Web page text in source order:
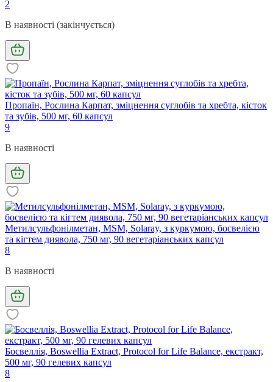
2
В наявності (закінчується)
Пропаїн, Рослина Карпат, зміцнення суглобів та хребта, кісток
та зубів, 500 мг, 60 капсул
9
В наявності
Метилсульфонілметан, MSM, Solaray, з куркумою, босвелією
та кігтем диявола, 750 мг, 90 вегетаріанських капсул
8
В наявності
Босвеллія, Boswellia Extract, Protocol for Life Balance, екстракт,
500 мг, 90 гелевих капсул
8